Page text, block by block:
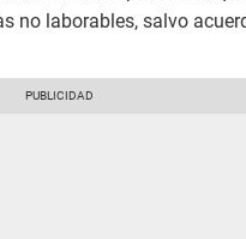
no laborables, salvo